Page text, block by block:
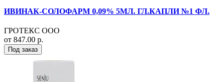
ИВИНАК-СОЛОФАРМ 0,09% 5МЛ. ГЛ.КАПЛИ №1 ФЛ.
ГРОТЕКС ООО
от 847.00 р.
Под заказ